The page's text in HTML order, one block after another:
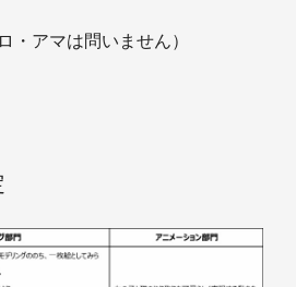
・アマは問いません）